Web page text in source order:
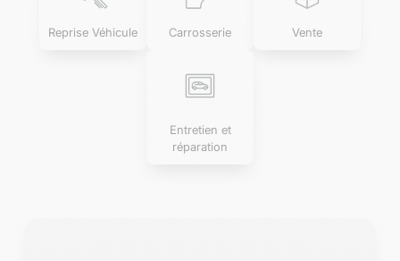
Reprise Véhicule Carrosserie Vente
Entretien et
réparation